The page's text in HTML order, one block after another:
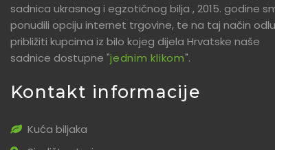
sadnica ukrasnog i egzotičnog bilja , 2015. godine smo
ponudili opciju internet trgovine, te na taj način odlučili
približiti kupcima iz bilo kojeg dijela Hrvatske naše
sadnice dostupne "jednim klikom".
Kontakt informacije
Kuća biljaka